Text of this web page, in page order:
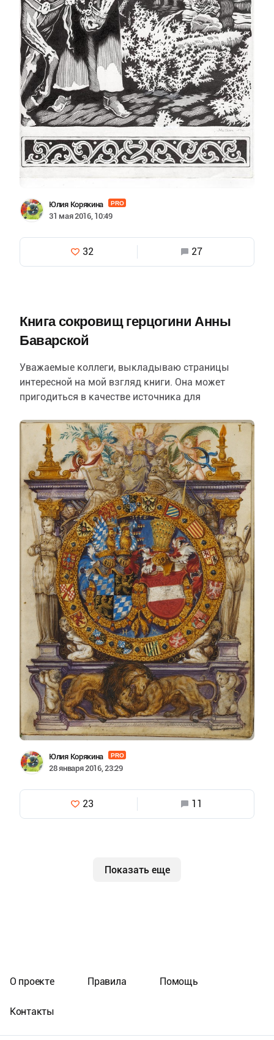
Юлия Корякина PRO
31 мая 2016, 10:49
32 27
Книга сокровищ герцогини Анны
Баварской
Уважаемые коллеги, выкладываю страницы
интересной на мой взгляд книги. Она может
пригодиться в качестве источника для
реконструкцией, а также как…
Юлия Корякина PRO
28 января 2016, 23:29
23 11
Показать еще
О проекте Правила Помощь
Контакты